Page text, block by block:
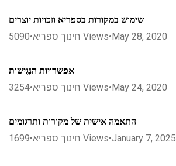
שימוש במקורות בספריא וזכויות יוצרים
חינוך ספריא•
5090 Views•May 28, 2020
אפשרויות הנְּגִישׁוּת
חינוך ספריא•
3254 Views•May 24, 2020
התאמה אישית של מקורות ותרגומים
חינוך ספריא•
1699 Views•January 7, 2025